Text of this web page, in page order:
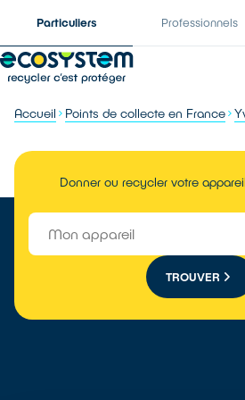
Particuliers Professionnels
Accueil Points de collecte en France
Donner ou recycler votre
TROUVER